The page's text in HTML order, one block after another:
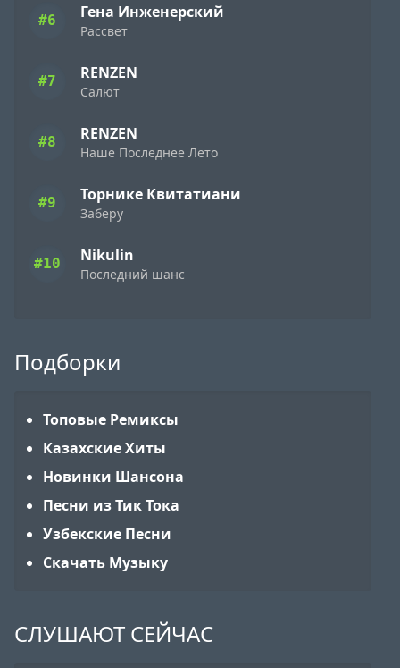
#6 Гена Инженерский
Рассвет
#7 RENZEN
Салют
#8 RENZEN
Наше Последнее Лето
#9 Торнике Квитатиани
Заберу
#10 Nikulin
Последний шанс
Подборки
Топовые Ремиксы
Казахские Хиты
Новинки Шансона
Песни из Тик Тока
Узбекские Песни
Скачать Музыку
СЛУШАЮТ СЕЙЧАС